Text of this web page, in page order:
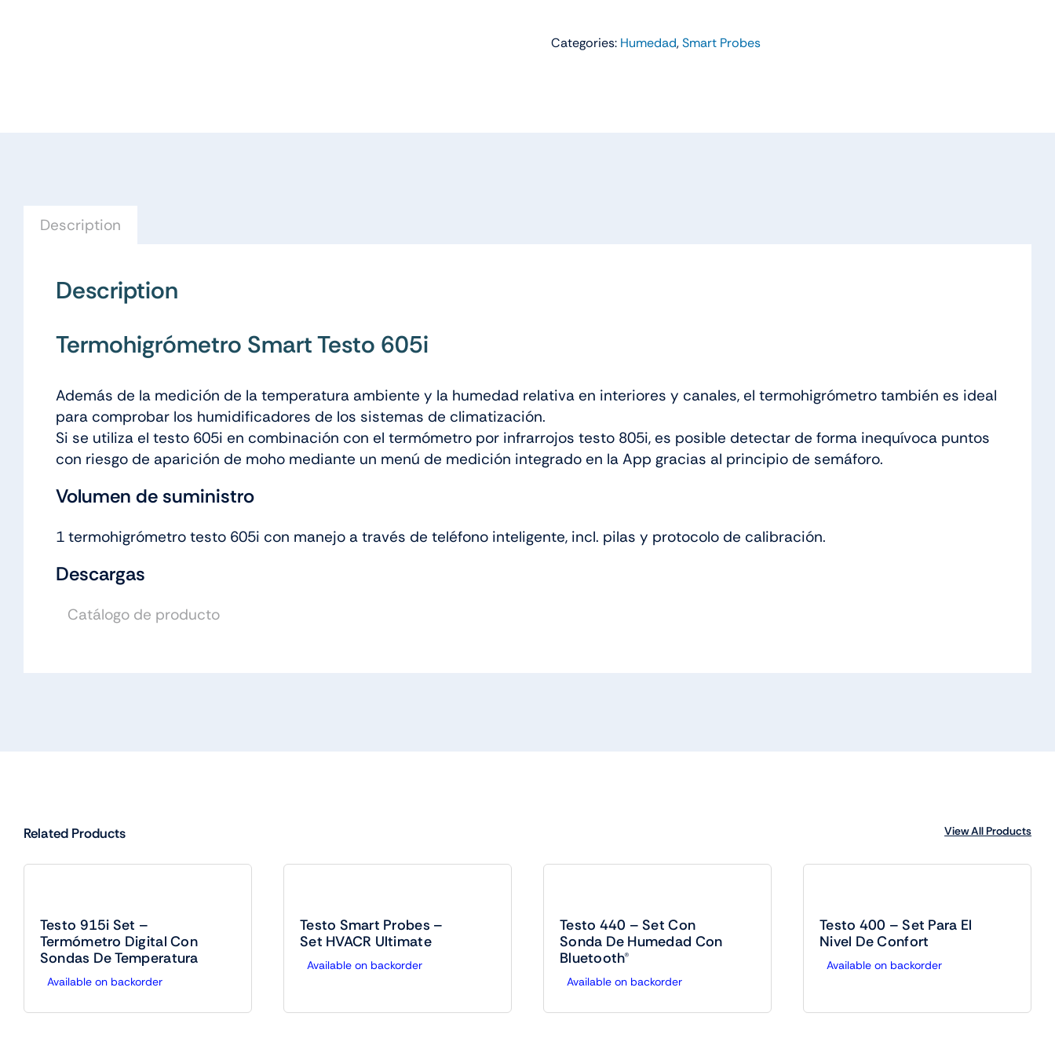
Categories: Humedad,Smart Probes
Description
Description
Termohigrómetro Smart Testo 605i
Además de la medición de la temperatura ambiente y la humedad relativa en interiores y canales, el termohigrómetro también es ideal
para comprobar los humidificadores de los sistemas de climatización.
Si se utiliza el testo 605i en combinación con el termómetro por infrarrojos testo 805i, es posible detectar de forma inequívoca puntos
con riesgo de aparición de moho mediante un menú de medición integrado en la App gracias al principio de semáforo.
Volumen de suministro
1 termohigrómetro testo 605i con manejo a través de teléfono inteligente, incl. pilas y protocolo de calibración.
Descargas
Catálogo de producto
Related Products View All Products
Testo 915i Set –
Termómetro Digital Con
Sondas De Temperatura
Available on backorder
Testo Smart Probes –
Set HVACR Ultimate
Available on backorder
Testo 440 – Set Con
Sonda De Humedad Con
Bluetooth®
Available on backorder
Testo 400 – Set Para El
Nivel De Confort
Available on backorder